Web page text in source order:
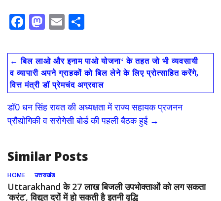
F
e
b
o
o
k
M
to
d
o
n
E
ai
l
ar
e
← बिल लाओ और इनाम पाओ योजना‘ के तहत जो भी व्यवसायी
व व्यापारी अपने ग्राहकों को बिल लेने के लिए प्रोत्साहित करेंगे,
वित्त मंत्री डॉ प्रेमचंद अग्रवाल
डॉ0 धन सिंह रावत की अध्यक्षता में राज्य सहायक प्रजनन
प्रौद्योगिकी व सरोगेसी बोर्ड की पहली बैठक हुई →
Similar Posts
HOME उत्तराखंड
Uttarakhand के 27 लाख बिजली उपभोक्ताओं को लग सकता
‘करंट’, विद्युत दरों में हो सकती है इतनी वृद्धि